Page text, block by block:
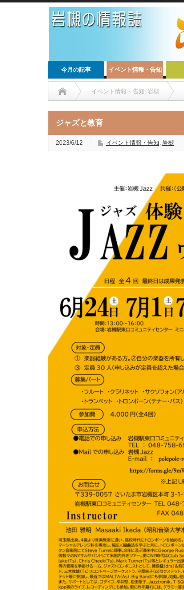
今月の記事 イベント情報・告知
イベント情報・告知, 岩槻
ジャズと教育
2023/6/12 イベント情報・告知, 岩槻